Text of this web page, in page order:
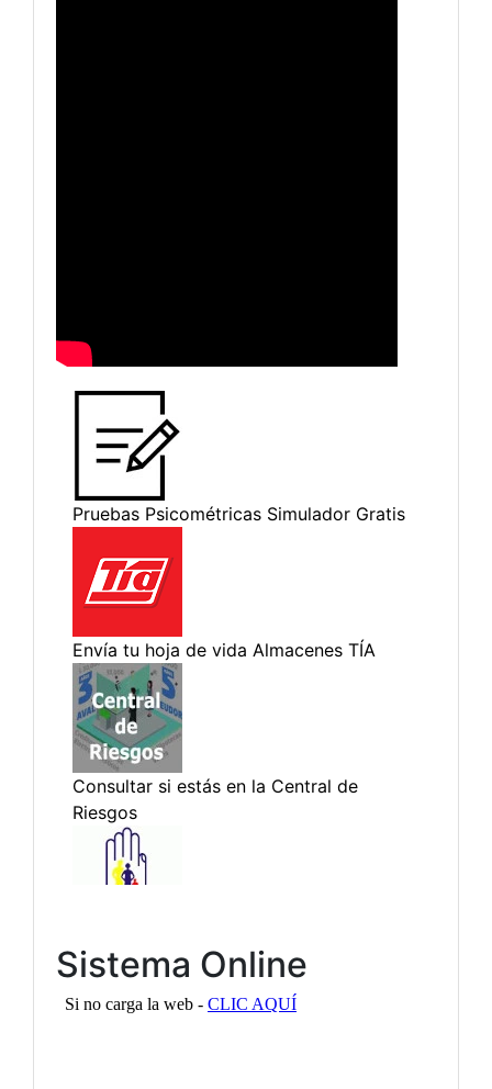
Sistema Online